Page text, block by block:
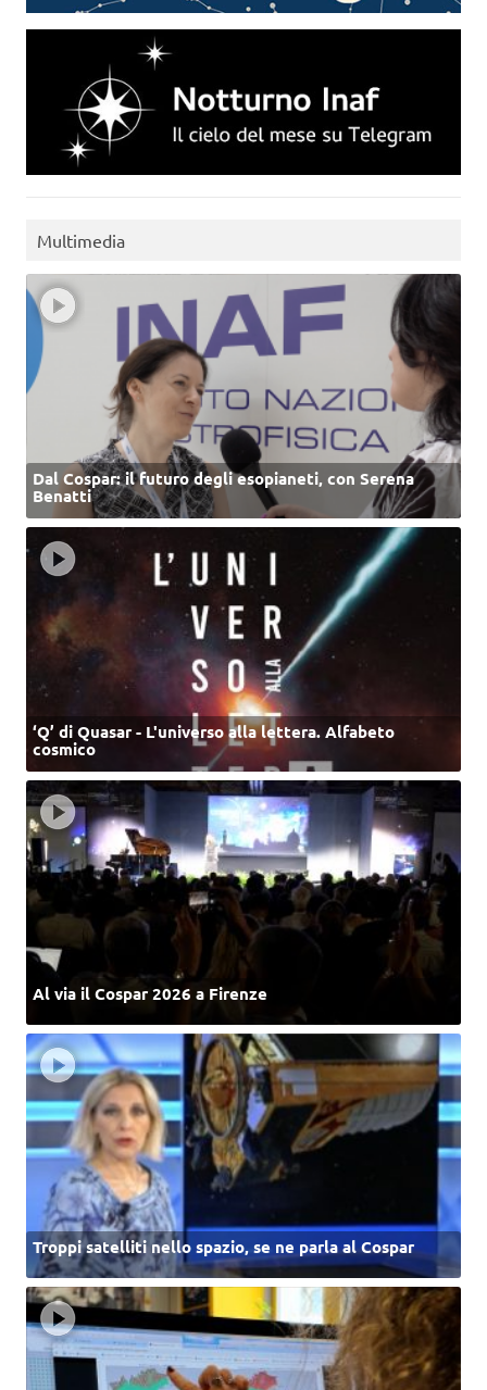
Multimedia
Dal Cospar: il futuro degli esopianeti, con Serena
Benatti
‘Q’ di Quasar - L'universo alla lettera. Alfabeto
cosmico
Al via il Cospar 2026 a Firenze
Troppi satelliti nello spazio, se ne parla al Cospar